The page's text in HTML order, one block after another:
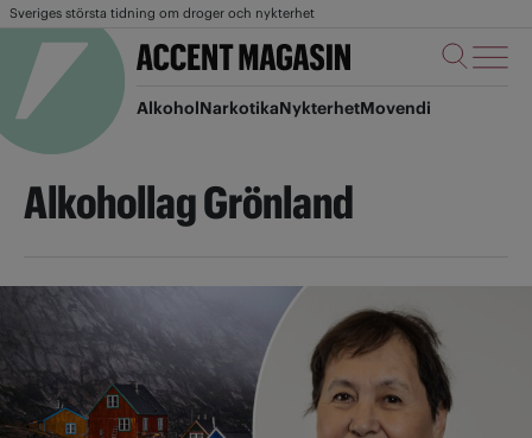
Sveriges största tidning om droger och nykterhet
AlkoholNarkotikaNykterhetMovendi
Alkohollag Grönland